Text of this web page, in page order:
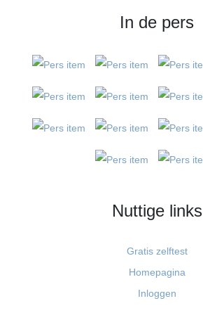
Nuttige links
Gratis zelftest
Homepagina
Inloggen
In de pers